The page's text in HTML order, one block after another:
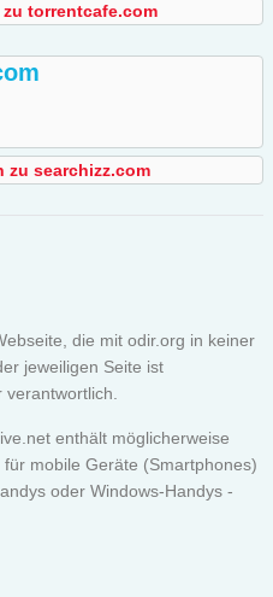
torrentcafe.com
zu searchizz.com
die mit odir.org in keiner
jeweiligen Seite ist
enthält möglicherweise
mobile Geräte (Smartphones)
oder Windows-Handys -